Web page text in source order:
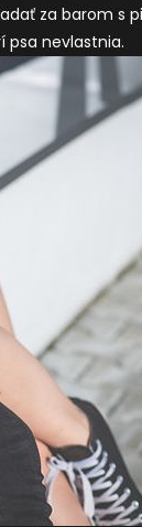
za barom s
psa nevlastnia.